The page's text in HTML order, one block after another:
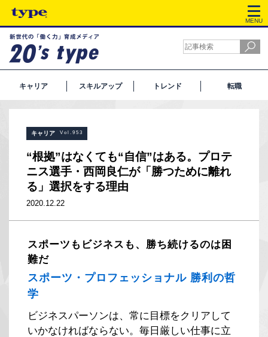
MENU
キャリア スキルアップ トレンド 転職
キャリア Vol.953
“根拠”はなくても“自信”はある。プロテ
ニス選手・西岡良仁が「勝つために離れ
る」選択をする理由
2020.12.22
スポーツもビジネスも、勝ち続けるのは困
難だ
スポーツ・プロフェッショナル 勝利の哲
学
ビジネスパーソンは、常に目標をクリアして
いかなければならない。毎日厳しい仕事に立